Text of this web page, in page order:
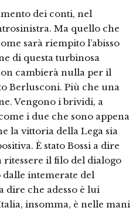
dei conti, nel
Ma quello che
sarà riempito l’abisso
di questa turbinosa
cambierà nulla per il
Berlusconi. Più che una
Vengono i brividi, a
i due che sono appena
la vittoria della Lega sia
È stato Bossi a dire
il filo del dialogo
intemerate del
dire che adesso è lui
insomma, è nelle mani